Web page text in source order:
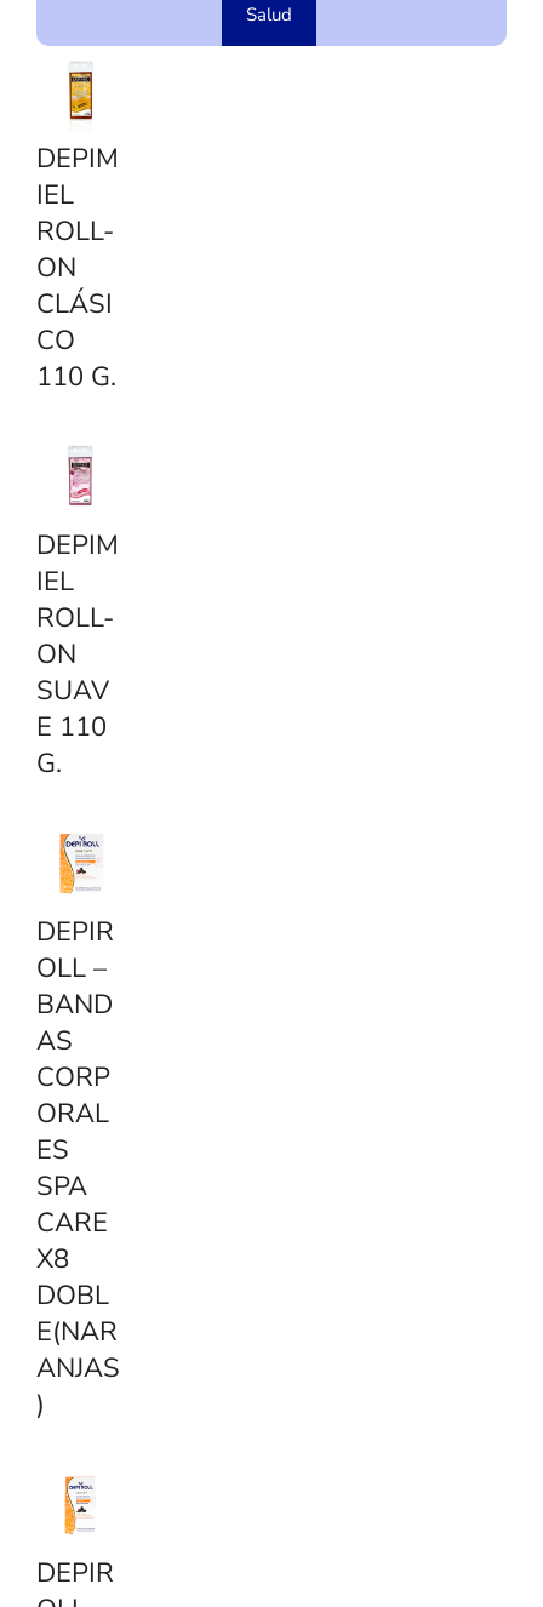
g
Salud
DEPIM
IEL
ROLL-
ON
CLÁSI
CO
110 G.
DEPIM
IEL
ROLL-
ON
SUAV
E 110
G.
DEPIR
OLL –
BAND
AS
CORP
ORAL
ES
SPA
CARE
X8
DOBL
E(NAR
ANJAS
)
DEPIR